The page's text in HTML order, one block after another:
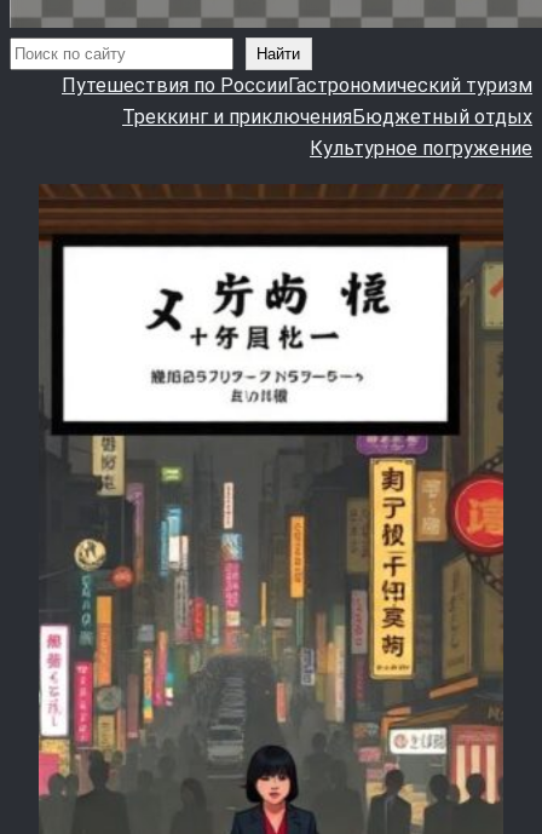
Поиск Найти
Путешествия по РоссииГастрономический туризм
Треккинг и приключенияБюджетный отдых
Культурное погружение